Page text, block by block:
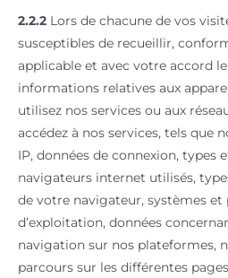
2.2.2 Lors de chacune de vos
susceptibles de recueillir,
applicable et avec votre accord
informations relatives aux
utilisez nos services ou aux
accédez à nos services, tels que
IP, données de connexion, types
navigateurs internet utilisés,
de votre navigateur, systèmes
d’exploitation, données
navigation sur nos plateformes,
parcours sur les différentes